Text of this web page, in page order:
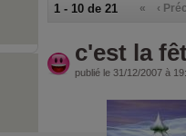
1 - 10 de 21 « ‹
c'est la
publié le 31/12/2007 à